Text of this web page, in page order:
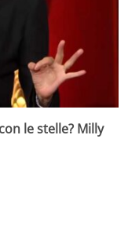
le stelle? Milly